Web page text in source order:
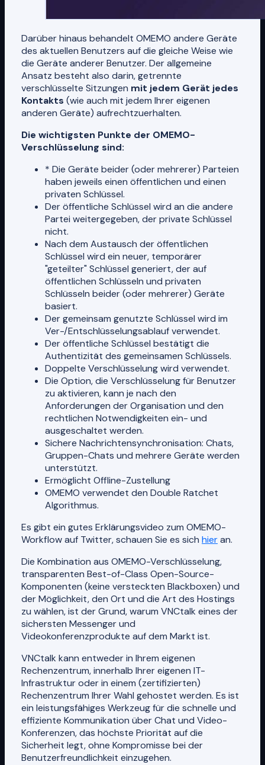
Darüber hinaus behandelt OMEMO andere Geräte
des aktuellen Benutzers auf die gleiche Weise wie
die Geräte anderer Benutzer. Der allgemeine
Ansatz besteht also darin, getrennte
verschlüsselte Sitzungen mit jedem Gerät jedes
Kontakts (wie auch mit jedem Ihrer eigenen
anderen Geräte) aufrechtzuerhalten.
Die wichtigsten Punkte der OMEMO-
Verschlüsselung sind:
* Die Geräte beider (oder mehrerer) Parteien
haben jeweils einen öffentlichen und einen
privaten Schlüssel.
Der öffentliche Schlüssel wird an die andere
Partei weitergegeben, der private Schlüssel
nicht.
Nach dem Austausch der öffentlichen
Schlüssel wird ein neuer, temporärer
"geteilter" Schlüssel generiert, der auf
öffentlichen Schlüsseln und privaten
Schlüsseln beider (oder mehrerer) Geräte
basiert.
Der gemeinsam genutzte Schlüssel wird im
Ver-/Entschlüsselungsablauf verwendet.
Der öffentliche Schlüssel bestätigt die
Authentizität des gemeinsamen Schlüssels.
Doppelte Verschlüsselung wird verwendet.
Die Option, die Verschlüsselung für Benutzer
zu aktivieren, kann je nach den
Anforderungen der Organisation und den
rechtlichen Notwendigkeiten ein- und
ausgeschaltet werden.
Sichere Nachrichtensynchronisation: Chats,
Gruppen-Chats und mehrere Geräte werden
unterstützt.
Ermöglicht Offline-Zustellung
OMEMO verwendet den Double Ratchet
Algorithmus.
Es gibt ein gutes Erklärungsvideo zum OMEMO-
Workflow auf Twitter, schauen Sie es sich hieran.
Die Kombination aus OMEMO-Verschlüsselung,
transparenten Best-of-Class Open-Source-
Komponenten (keine versteckten Blackboxen) und
der Möglichkeit, den Ort und die Art des Hostings
zu wählen, ist der Grund, warum VNCtalk eines der
sichersten Messenger und
Videokonferenzprodukte auf dem Markt ist.
VNCtalk kann entweder in Ihrem eigenen
Rechenzentrum, innerhalb Ihrer eigenen IT-
Infrastruktur oder in einem (zertifizierten)
Rechenzentrum Ihrer Wahl gehostet werden. Es ist
ein leistungsfähiges Werkzeug für die schnelle und
effiziente Kommunikation über Chat und Video-
Konferenzen, das höchste Priorität auf die
Sicherheit legt, ohne Kompromisse bei der
Benutzerfreundlichkeit einzugehen.